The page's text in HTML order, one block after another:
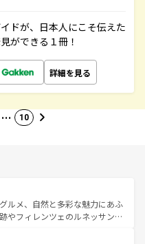
ドが、日本人にこそ伝えた
ができる１冊！
詳細を見る
… 10
ルメ、自然と多彩な魅力にあふ
やフィレンツェのルネッサンス
田園風景やアマルフィ海岸の絶